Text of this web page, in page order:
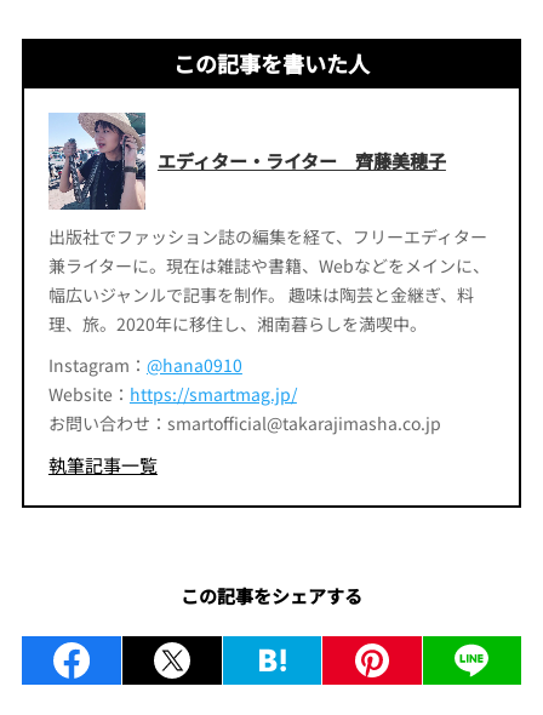
この記事を書いた人
エディター・ライター 齊藤美穂子
出版社でファッション誌の編集を経て、フリーエディター
兼ライターに。現在は雑誌や書籍、Webなどをメインに、
幅広いジャンルで記事を制作。 趣味は陶芸と金継ぎ、料
理、旅。2020年に移住し、湘南暮らしを満喫中。
Instagram： @hana0910
Website： https://smartmag.jp/
お問い合わせ：smartofficial@takarajimasha.co.jp
執筆記事一覧
この記事をシェアする